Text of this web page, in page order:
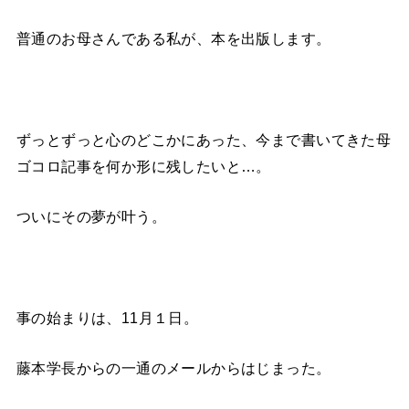
普通のお母さんである私が、本を出版します。
ずっとずっと心のどこかにあった、今まで書いてきた母
ゴコロ記事を何か形に残したいと…。
ついにその夢が叶う。
事の始まりは、11月１日。
藤本学長からの一通のメールからはじまった。